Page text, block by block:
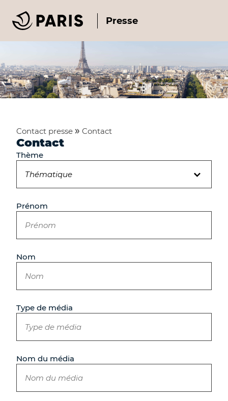
Presse
Contact presse Contact
Contact
Thème
Prénom
Nom
Type de média
Nom du média